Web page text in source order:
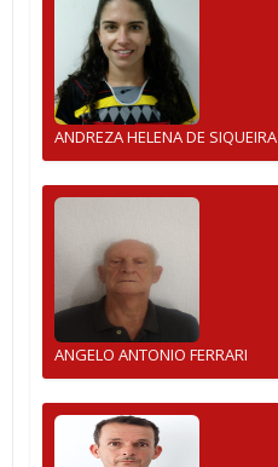
ANDREZA HELENA DE SIQUEIRA
ANGELO ANTONIO FERRARI